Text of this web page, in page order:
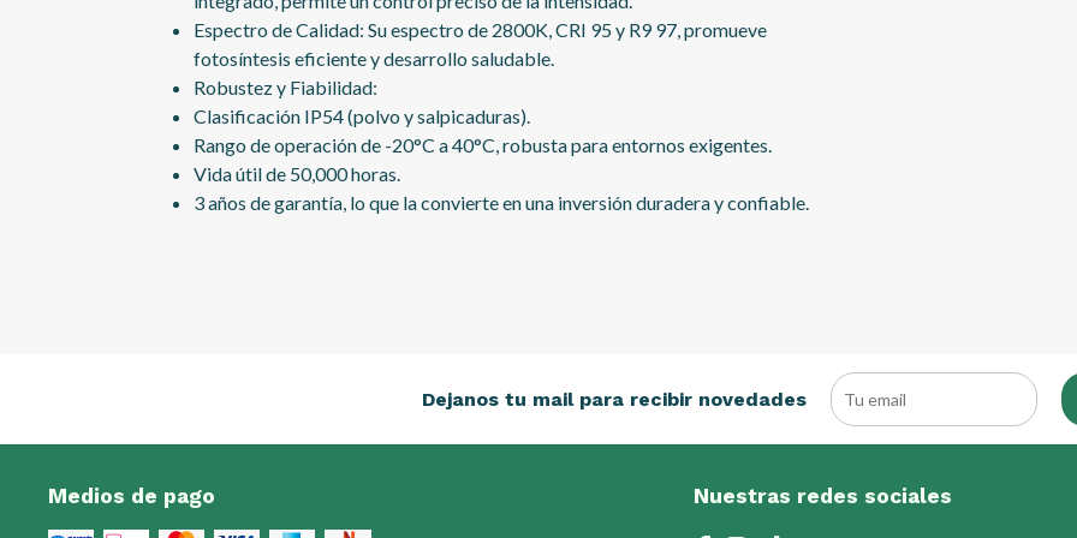
Espectro de Calidad: Su espectro de 2800K, CRI 95 y R9 97, promueve
fotosíntesis eficiente y desarrollo saludable.
Robustez y Fiabilidad:
Clasificación IP54 (polvo y salpicaduras).
Rango de operación de -20°C a 40°C, robusta para entornos exigentes.
Vida útil de 50,000 horas.
3 años de garantía, lo que la convierte en una inversión duradera y confiable.
Dejanos tu mail para recibir novedades
Medios de pago Nuestras redes sociales